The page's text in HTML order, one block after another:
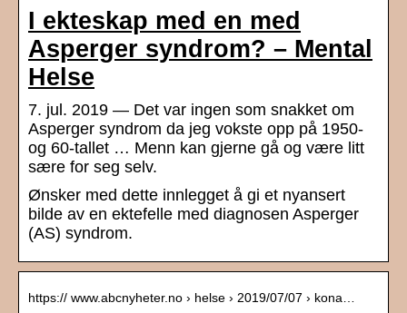
I ekteskap med en med
Asperger syndrom? – Mental
Helse
7. jul. 2019 — Det var ingen som snakket om
Asperger syndrom da jeg vokste opp på 1950-
og 60-tallet … Menn kan gjerne gå og være litt
sære for seg selv.
Ønsker med dette innlegget å gi et nyansert
bilde av en ektefelle med diagnosen Asperger
(AS) syndrom.
https:// www.abcnyheter.no › helse › 2019/07/07 › kona…